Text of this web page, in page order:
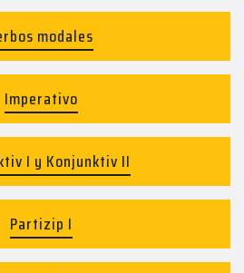
modales
Imperativo
I y Konjunktiv II
Partizip I